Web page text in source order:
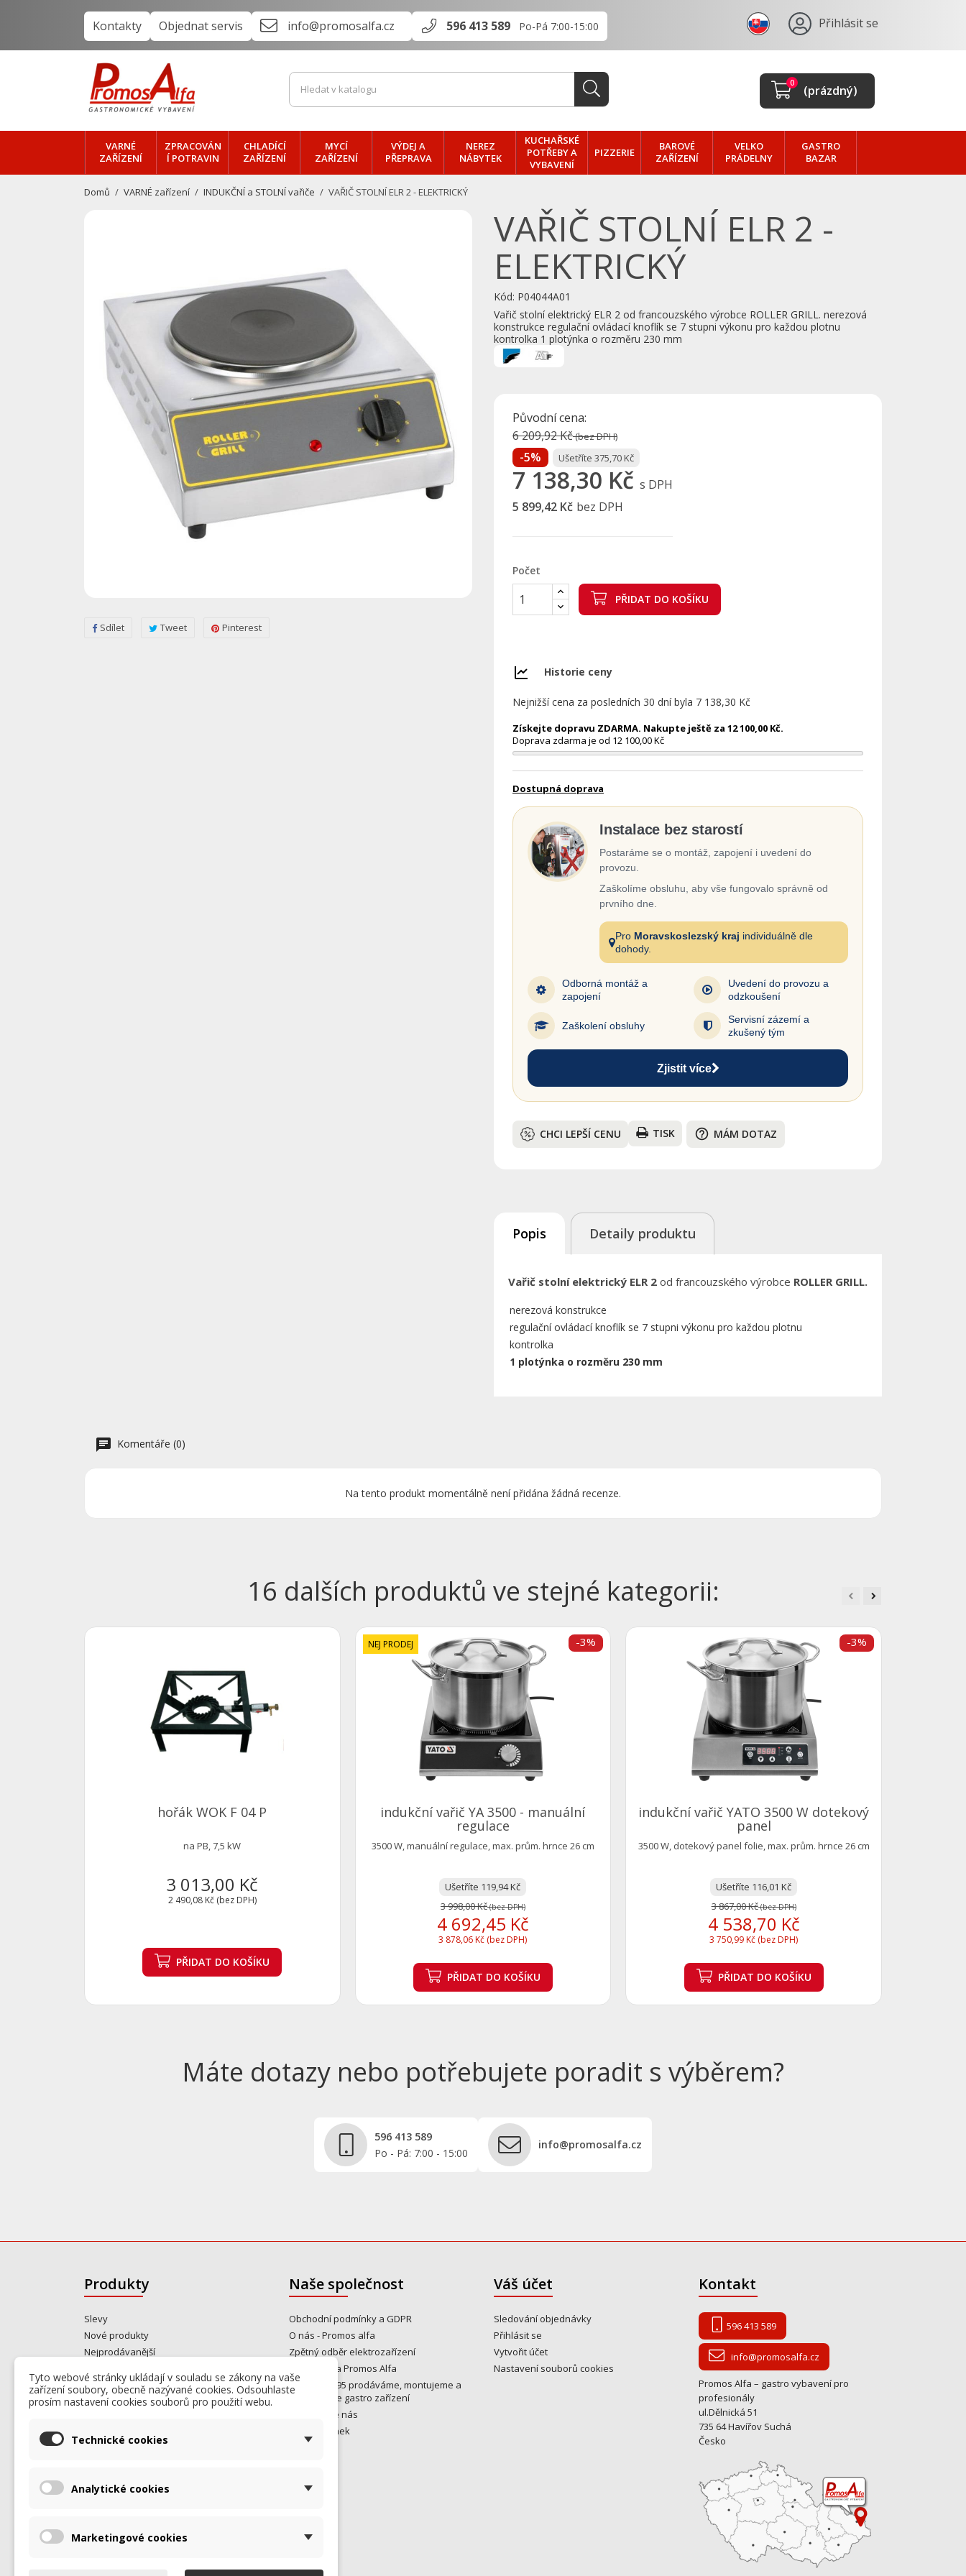
Kontakty Objednat servis info@promosalfa.cz 596 413 589 Po-Pá 7:00-15:00 Přihlásit se
(prázdný)
0
VARNÉ
ZAŘÍZENÍ
ZPRACOVÁN
Í POTRAVIN
CHLADÍCÍ
ZAŘÍZENÍ
MYCÍ
ZAŘÍZENÍ
VÝDEJ A
PŘEPRAVA
NEREZ
NÁBYTEK
KUCHAŘSKÉ
POTŘEBY A
VYBAVENÍ
PIZZERIE
BAROVÉ
ZAŘÍZENÍ
VELKO
PRÁDELNY
GASTRO
BAZAR
Domů VARNÉ zařízení INDUKČNÍ a STOLNÍ vařiče VAŘIČ STOLNÍ ELR 2 - ELEKTRICKÝ
Sdílet Tweet Pinterest
VAŘIČ STOLNÍ ELR 2 -
ELEKTRICKÝ
Kód: P04044A01
Vařič stolní elektric­ký ELR 2 od francouzského výrobce ROLLER GRILL. nerezová
konstrukce regulační ovládací knoflík se 7 stupni výkonu pro každou plotnu
kontrolka 1 plotýnka o rozměru 230 mm
Původní cena:
6 209,92 Kč(bez DPH)
-5% Ušetříte 375,70 Kč
7 138,30 Kč s DPH
5 899,42 Kč bez DPH
Počet
PŘIDAT DO KOŠÍKU
Historie ceny
Nejnižší cena za posledních 30 dní byla 7 138,30 Kč
Získejte dopravu ZDARMA. Nakupte ještě za 12 100,00 Kč.
Doprava zdarma je od 12 100,00 Kč
Dostupná doprava
Instalace bez starostí
Postaráme se o montáž, zapojení i uvedení do
provozu.
Zaškolíme obsluhu, aby vše fungovalo správně od
prvního dne.
Pro Moravskoslezský kraj individuálně dle
dohody.
Odborná montáž a
zapojení
Uvedení do provozu a
odzkoušení
Zaškolení obsluhy
Servisní zázemí a
zkušený tým
Zjistit více
CHCI LEPŠÍ CENU TISK help_outline MÁM DOTAZ
Popis Detaily produktu
Vařič stolní elektric­ký ELR 2 od francouzského výrobce ROLLER GRILL.
nerezová konstrukce
regulační ovládací knoflík se 7 stupni výkonu pro každou plotnu
kontrolka
1 plotýnka o rozměru 230 mm
Komentáře (0)
Na tento produkt momentálně není přidána žádná recenze.
16 dalších produktů ve stejné kategorii:
hořák WOK F 04 P
na PB, 7,5 kW
3 013,00 Kč
2 490,08 Kč (bez DPH)
PŘIDAT DO KOŠÍKU
NEJ PRODEJ
indukční vařič YA 3500 - manuální
regulace
3500 W, manuální regulace, max. prům. hrnce 26 cm
Ušetříte 119,94 Kč
3 998,00 Kč(bez DPH)
-3%
4 692,45 Kč
3 878,06 Kč (bez DPH)
PŘIDAT DO KOŠÍKU
indukční vařič YATO 3500 W dotekový
panel
3500 W, dotekový panel folie, max. prům. hrnce 26 cm
Ušetříte 116,01 Kč
3 867,00 Kč(bez DPH)
-3%
4 538,70 Kč
3 750,99 Kč (bez DPH)
PŘIDAT DO KOŠÍKU
Máte dotazy nebo potřebujete poradit s výběrem?
596 413 589
Po - Pá: 7:00 - 15:00
info@promosalfa.cz
Produkty
Slevy
Nové produkty
Nejprodávanější
Naše společnost
Obchodní podmínky a GDPR
O nás - Promos alfa
Zpětný odběr elektrozařízení
Kontakty na Promos Alfa
Od roku 1995 prodáváme, montujeme a
opravujeme gastro zařízení
Kontaktujte nás
Mapa stránek
Váš účet
Sledování objednávky
Přihlásit se
Vytvořit účet
Nastavení souborů cookies
Kontakt
596 413 589
info@promosalfa.cz
Promos Alfa – gastro vybavení pro
profesionály
ul.Dělnická 51
735 64 Havířov Suchá
Česko
Tyto webové stránky ukládají v souladu se zákony na vaše
zařízení soubory, obecně nazývané cookies. Odsouhlaste
prosím nastavení cookies souborů pro použití webu.
Technické cookies
Analytické cookies
Marketingové cookies